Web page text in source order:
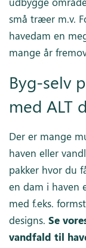
små træer m.v.
havedam en
mange år
Byg-selv
med ALT
Der er mange
haven eller
pakker hvor du
en dam i haven
med f.eks.
designs.Se
vandfald til